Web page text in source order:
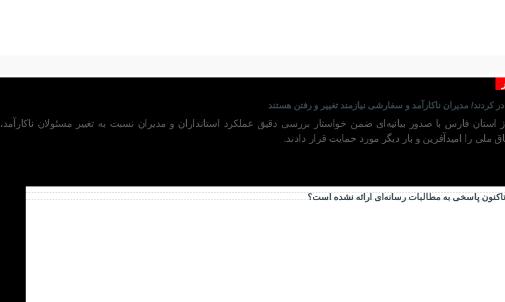
مدیران ناکارآمد و سفارشی نیازمند تغییر و رفتن هستند
فارس با صدور بیانیه‌ای ضمن خواستار بررسی دقیق عملکرد استانداران و مدیران نسبت به تغییر مسئولان ناکارآمد،
را امیدآفرین و بار دیگر مورد حمایت قرار دادند.
تاکنون پاسخی به مطالبات رسانه‌ای ارائه نشده است؟